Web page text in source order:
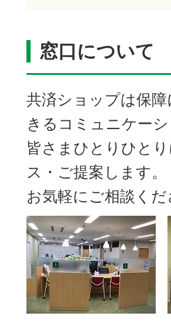
窓口について
共済ショップは保
きるコミュニケー
皆さまひとりひと
ス・ご提案します。
お気軽にご相談くだ